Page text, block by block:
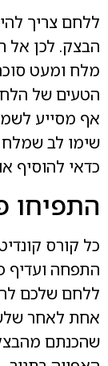
ללחם צריך
הבצק. לכן אל
מלח ומעט
הטעים של
אף מסייע
שימו לב שמלח
כדאי להוסיף
התפיחו
כל קורס
התפחה ועדיף
ללחם שלכם
אחת לאחר
שהכנתם